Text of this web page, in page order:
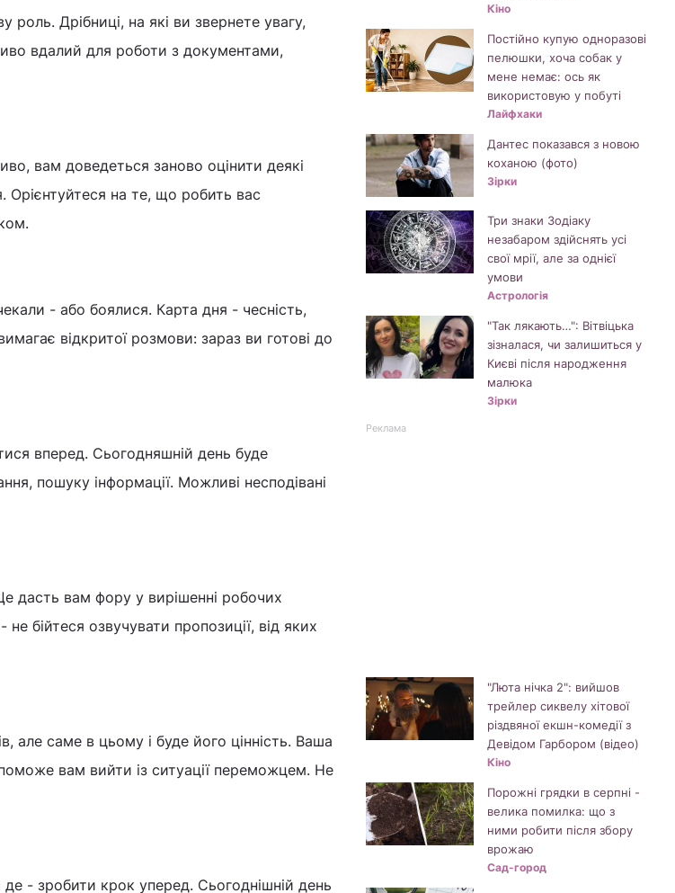
роль. Дрібниці, на які ви звернете увагу,
вдалий для роботи з документами,
вам доведеться заново оцінити деякі
Орієнтуйтеся на те, що робить вас
- або боялися. Карта дня - чесність,
відкритої розмови: зараз ви готові до
вперед. Сьогодняшній день буде
пошуку інформації. Можливі несподівані
дасть вам фору у вирішенні робочих
бійтеся озвучувати пропозиції, від яких
але саме в цьому і буде його цінність. Ваша
вам вийти із ситуації переможцем. Не
де - зробити крок уперед. Сьогоднішній день
Кіно
Постійно купую одноразові
пелюшки, хоча собак у
мене немає: ось як
використовую у побуті
Лайфхаки
Дантес показався з новою
коханою (фото)
Зірки
Три знаки Зодіаку
незабаром здійснять усі
свої мрії, але за однієї
умови
Астрологія
"Так лякають…": Вітвіцька
зізналася, чи залишиться у
Києві після народження
малюка
Зірки
Реклама
"Люта нічка 2": вийшов
трейлер сиквелу хітової
різдвяної екшн-комедії з
Девідом Гарбором (відео)
Кіно
Порожні грядки в серпні -
велика помилка: що з
ними робити після збору
врожаю
Сад-город